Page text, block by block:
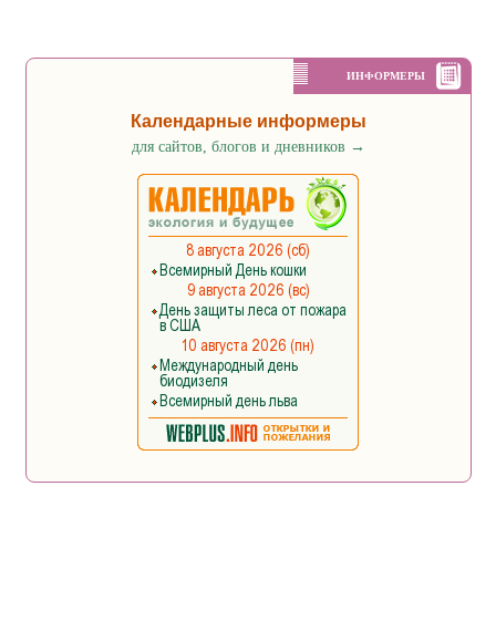
ИНФОРМЕРЫ
Календарные информеры
для сайтов, блогов и дневников →